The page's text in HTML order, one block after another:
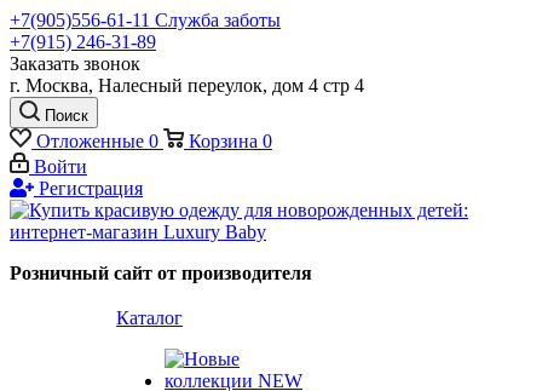
+7(905)556-61-11 Служба заботы
+7(915) 246-31-89
Заказать звонок
г. Москва, Налесный переулок, дом 4 стр 4
Поиск
Отложенные 0 Корзина 0
Войти
Регистрация
Розничный сайт от производителя
Каталог